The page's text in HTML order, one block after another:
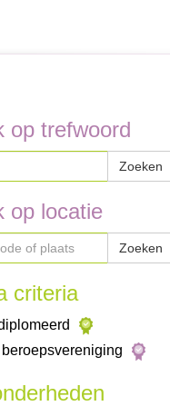
op trefwoord
Zoeken
op locatie
Zoeken
criteria
beroepsvereniging